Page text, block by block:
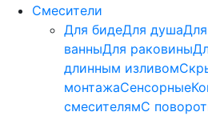
Смесители
Для бидеДля душа
ванныДля раковины
длинным изливом
монтажаСенсорные
смесителямС